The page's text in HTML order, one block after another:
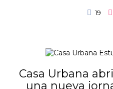
19
Casa Urbana
una nueva